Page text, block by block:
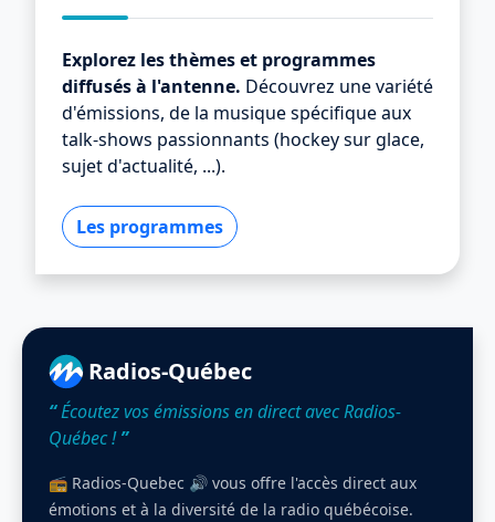
Explorez les thèmes et programmes
diffusés à l'antenne. Découvrez une variété
d'émissions, de la musique spécifique aux
talk-shows passionnants (hockey sur glace,
sujet d'actualité, ...).
Les programmes
Radios-Québec
“Écoutez vos émissions en direct avec Radios-
Québec !”
📻 Radios-Quebec 🔊 vous offre l'accès direct aux
émotions et à la diversité de la radio québécoise.